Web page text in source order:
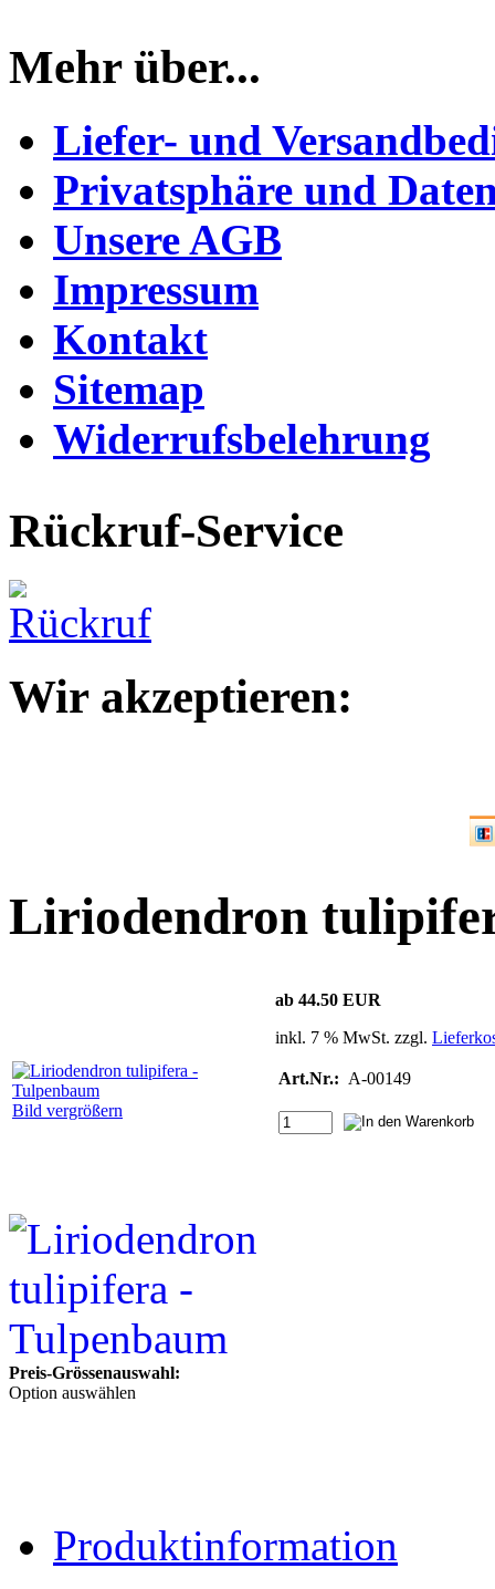
Mehr über...
Liefer- und
Privatsphäre und
Unsere AGB
Impressum
Kontakt
Sitemap
Widerrufsbelehrung
Rückruf-Service
Wir akzeptieren:
Liriodendron
Bild vergrößern
ab 44.50 EUR
inkl. 7 % MwSt. zzgl.
Art.Nr.: A-00149
Preis-Grössenauswahl:
Option auswählen
Produktinformation